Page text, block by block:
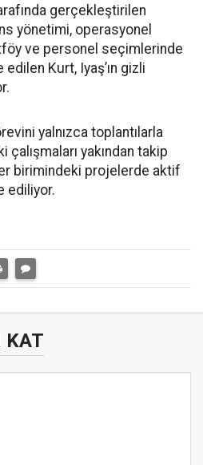
gerçekleştirilen
yönetimi, operasyonel
ve personel seçimlerinde
Kurt, Iyaş’ın gizli
yalnızca toplantılarla
çalışmaları yakından takip
birimindeki projelerde aktif
ediliyor.
KAT